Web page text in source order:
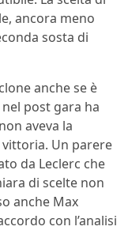
ancora meno
sosta di
anche se è
post gara ha
aveva la
Un parere
da Leclerc che
di scelte non
anche Max
con l’analisi